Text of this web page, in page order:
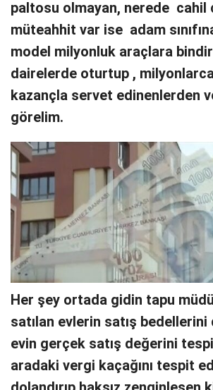
paltosu olmayan, nerede cahil
müteahhit var ise adam
model milyonluk araçlara
dairelerde oturtup ,
kazançla servet edinenlerden
görelim.
Her şey ortada gidin tapu
satılan evlerin satış bedellerini
evin gerçek satış değerini
aradaki vergi kaçağını tespit